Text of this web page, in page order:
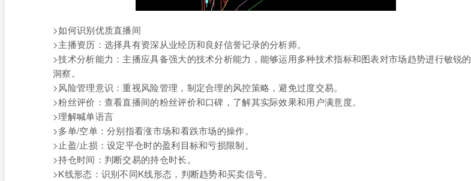
>如何识别优质直播间
>主播资历：选择具有资深从业经历和良好信誉记录的分析师。
>技术分析能力：主播应具备强大的技术分析能力，能够运用多种技术指标和图表对市场趋势进行敏锐的
洞察。
>风险管理意识：重视风险管理，制定合理的风控策略，避免过度交易。
>粉丝评价：查看直播间的粉丝评价和口碑，了解其实际效果和用户满意度。
>理解喊单语言
>多单/空单：分别指看涨市场和看跌市场的操作。
>止盈/止损：设定平仓时的盈利目标和亏损限制。
>持仓时间：判断交易的持仓时长。
>K线形态：识别不同K线形态，判断趋势和买卖信号。